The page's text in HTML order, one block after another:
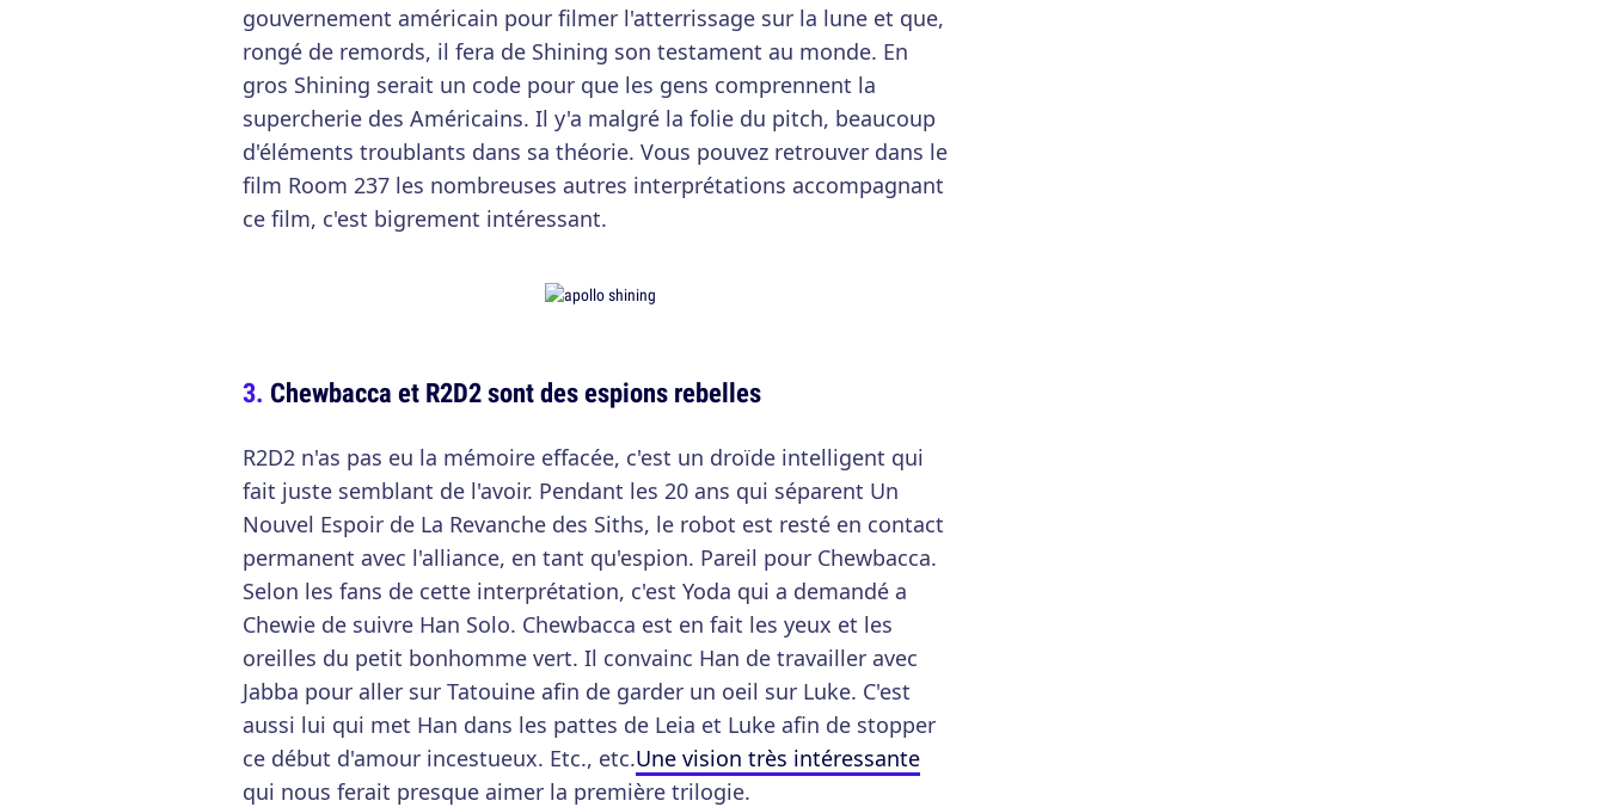
gouvernement américain pour filmer l'atterrissage sur la lune et que,
rongé de remords, il fera de Shining son testament au monde. En
gros Shining serait un code pour que les gens comprennent la
supercherie des Américains. Il y'a malgré la folie du pitch, beaucoup
d'éléments troublants dans sa théorie. Vous pouvez retrouver dans le
film Room 237 les nombreuses autres interprétations accompagnant
ce film, c'est bigrement intéressant.
Chewbacca et R2D2 sont des espions rebelles
R2D2 n'as pas eu la mémoire effacée, c'est un droïde intelligent qui
fait juste semblant de l'avoir. Pendant les 20 ans qui séparent Un
Nouvel Espoir de La Revanche des Siths, le robot est resté en contact
permanent avec l'alliance, en tant qu'espion. Pareil pour Chewbacca.
Selon les fans de cette interprétation, c'est Yoda qui a demandé a
Chewie de suivre Han Solo. Chewbacca est en fait les yeux et les
oreilles du petit bonhomme vert. Il convainc Han de travailler avec
Jabba pour aller sur Tatouine afin de garder un oeil sur Luke. C'est
aussi lui qui met Han dans les pattes de Leia et Luke afin de stopper
ce début d'amour incestueux. Etc., etc.Une vision très intéressante
qui nous ferait presque aimer la première trilogie.